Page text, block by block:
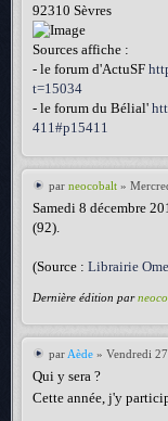
92310 Sèvres
Sources affiche :
- le forum d'ActuSF
t=15034
- le forum du Bélial'
411#p15411
par neocobalt »
Samedi 8 décembre
(92).
(Source : Librairie
Dernière édition par
par Aède » Vendredi
Qui y sera ?
Cette année, j'y